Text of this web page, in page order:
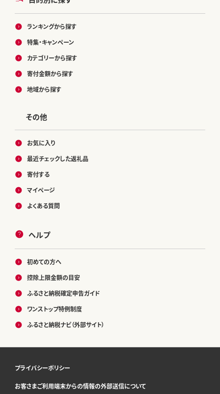
ランキングから探す
特集・キャンペーン
カテゴリーから探す
寄付金額から探す
地域から探す
その他
お気に入り
最近チェックした返礼品
寄付する
マイページ
よくある質問
ヘルプ
初めての方へ
控除上限金額の目安
ふるさと納税確定申告ガイド
ワンストップ特例制度
ふるさと納税ナビ（外部サイト）
プライバシーポリシー
お客さまご利用端末からの情報の外部送信について